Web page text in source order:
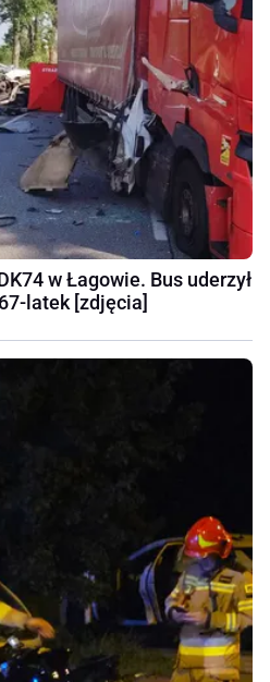
w Łagowie. Bus uderzył
latek [zdjęcia]